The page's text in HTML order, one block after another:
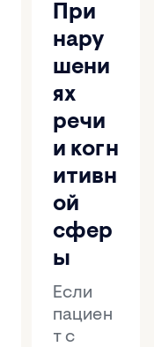
При
нару
шени
ях
речи
и когн
итивн
ой
сфер
ы
Если
пациен
т с